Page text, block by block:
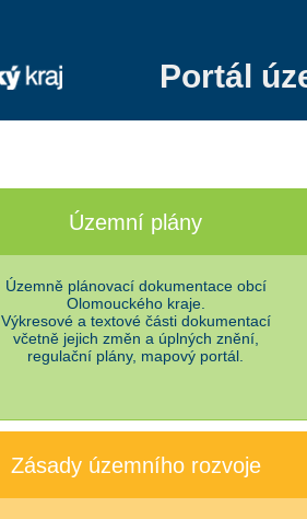
Portál
Územní plány
Územně plánovací dokumentace obcí
Olomouckého kraje.
Výkresové a textové části dokumentací
včetně jejich změn a úplných znění,
regulační plány, mapový portál.
Zásady územního rozvoje